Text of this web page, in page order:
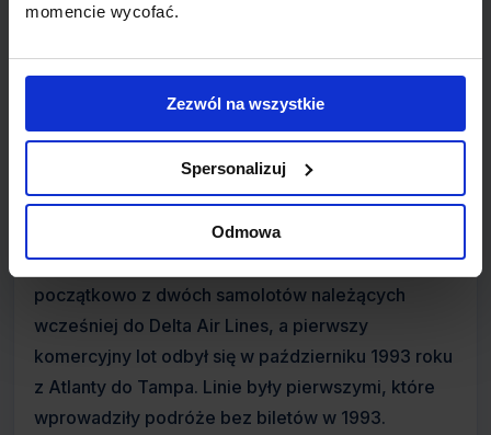
momencie wycofać.
Zezwól na wszystkie
Spersonalizuj
Odmowa
USA. Twórcami byli weterani przemysłu
wcześniejszych Southern Airways oraz piloci,
mechanicy i stewardzi z niedziałających już
Eastern Air Lines.
Utworzone by wypełnić lukę na lotnisku Hartsfield-
Jackson Atlanta International Airport po upadku
Eastern Air Lines, ValuJet Airlines korzystały
początkowo z dwóch samolotów należących
wcześniej do Delta Air Lines, a pierwszy
komercyjny lot odbył się w październiku 1993 roku
z Atlanty do Tampa. Linie były pierwszymi, które
wprowadziły podróże bez biletów w 1993.